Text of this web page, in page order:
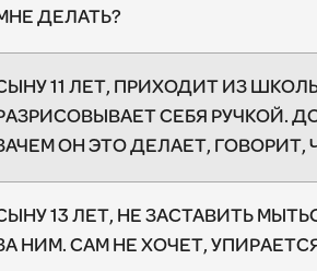
ДЕЛАТЬ?
11 ЛЕТ, ПРИХОДИТ ИЗ
СЕБЯ РУЧКОЙ.
ОН ЭТО ДЕЛАЕТ,
13 ЛЕТ, НЕ ЗАСТАВИТЬ
НИМ. САМ НЕ ХОЧЕТ,